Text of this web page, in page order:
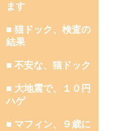
ます
■ 猫ドック、検査の
結果
■ 不安な、猫ドック
■ 大地震で、１０円
ハゲ
■ マフィン、９歳に